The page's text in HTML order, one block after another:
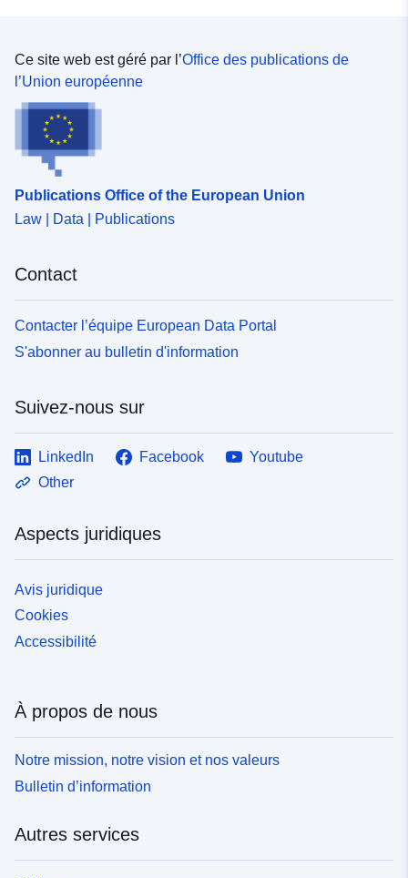
Ce site web est géré par l’Office des publications de
l’Union européenne
Publications Office of the European Union
Law | Data | Publications
Contact
Contacter l’équipe European Data Portal
S'abonner au bulletin d'information
Suivez-nous sur
LinkedIn Facebook
Youtube
Other
Aspects juridiques
Avis juridique
Cookies
Accessibilité
À propos de nous
Notre mission, notre vision et nos valeurs
Bulletin d’information
Autres services